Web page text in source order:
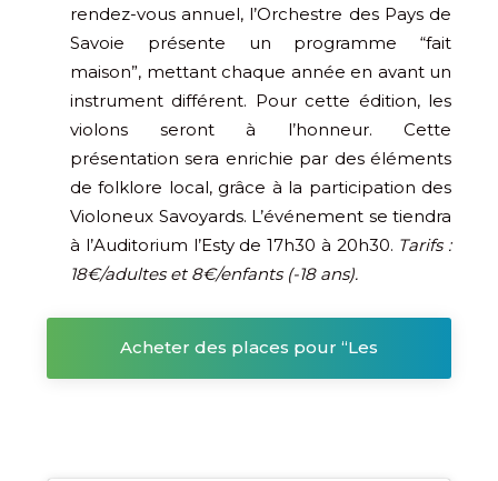
rendez-vous annuel, l’Orchestre des Pays de
Savoie présente un programme “fait
maison”, mettant chaque année en avant un
instrument différent. Pour cette édition, les
violons seront à l’honneur. Cette
présentation sera enrichie par des éléments
de folklore local, grâce à la participation des
Violoneux Savoyards. L’événement se tiendra
à l’Auditorium l’Esty de 17h30 à 20h30. Tarifs :
18€/adultes et 8€/enfants (-18 ans).
Acheter des places pour “Les